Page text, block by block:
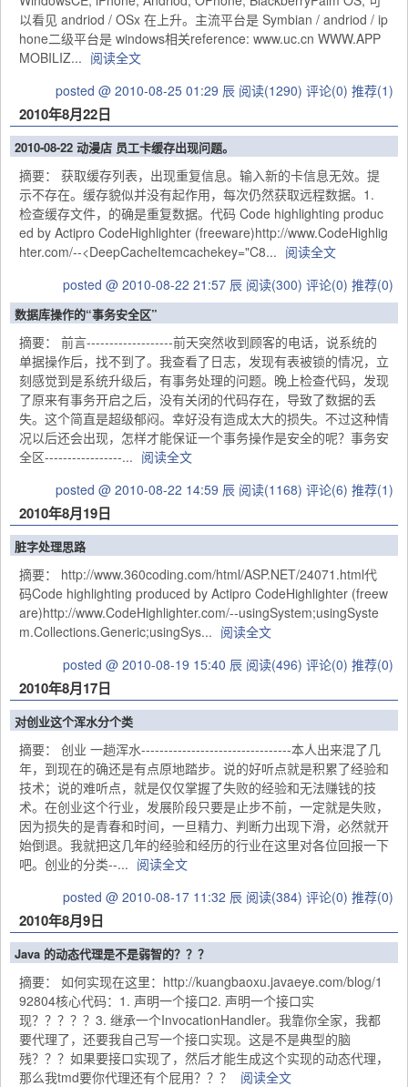
以看见 andriod / OSx 在上升。主流平台是 Symbian / andriod / ip
hone二级平台是 windows相关reference: www.uc.cn WWW.APP
MOBILIZ... 阅读全文
posted @ 2010-08-25 01:29 辰 阅读(1290) 评论(0) 推荐(1)
2010年8月22日
2010-08-22 动漫店 员工卡缓存出现问题。
摘要： 获取缓存列表，出现重复信息。输入新的卡信息无效。提
示不存在。缓存貌似并没有起作用，每次仍然获取远程数据。1.
检查缓存文件，的确是重复数据。代码 Code highlighting produc
ed by Actipro CodeHighlighter (freeware)http://www.CodeHighlig
hter.com/--<DeepCacheItemcachekey="C8... 阅读全文
posted @ 2010-08-22 21:57 辰 阅读(300) 评论(0) 推荐(0)
数据库操作的“事务安全区”
摘要： 前言-------------------前天突然收到顾客的电话，说系统的
单据操作后，找不到了。我查看了日志，发现有表被锁的情况，立
刻感觉到是系统升级后，有事务处理的问题。晚上检查代码，发现
了原来有事务开启之后，没有关闭的代码存在，导致了数据的丢
失。这个简直是超级郁闷。幸好没有造成太大的损失。不过这种情
况以后还会出现，怎样才能保证一个事务操作是安全的呢？事务安
全区-----------------... 阅读全文
posted @ 2010-08-22 14:59 辰 阅读(1168) 评论(6) 推荐(1)
2010年8月19日
脏字处理思路
摘要： http://www.360coding.com/html/ASP.NET/24071.html代
码Code highlighting produced by Actipro CodeHighlighter (freew
are)http://www.CodeHighlighter.com/--usingSystem;usingSyste
m.Collections.Generic;usingSys... 阅读全文
posted @ 2010-08-19 15:40 辰 阅读(496) 评论(0) 推荐(0)
2010年8月17日
对创业这个浑水分个类
摘要： 创业 一趟浑水---------------------------------本人出来混了几
年，到现在的确还是有点原地踏步。说的好听点就是积累了经验和
技术；说的难听点，就是仅仅掌握了失败的经验和无法赚钱的技
术。在创业这个行业，发展阶段只要是止步不前，一定就是失败，
因为损失的是青春和时间，一旦精力、判断力出现下滑，必然就开
始倒退。我就把这几年的经验和经历的行业在这里对各位回报一下
吧。创业的分类--... 阅读全文
posted @ 2010-08-17 11:32 辰 阅读(384) 评论(0) 推荐(0)
2010年8月9日
Java 的动态代理是不是弱智的？？？
摘要： 如何实现在这里：http://kuangbaoxu.javaeye.com/blog/1
92804核心代码：1. 声明一个接口2. 声明一个接口实
现？？？？？3. 继承一个InvocationHandler。我靠你全家，我都
要代理了，还要我自己写一个接口实现。这是不是典型的脑
残？？？如果要接口实现了，然后才能生成这个实现的动态代理，
那么我tmd要你代理还有个屁用？？？
阅读全文